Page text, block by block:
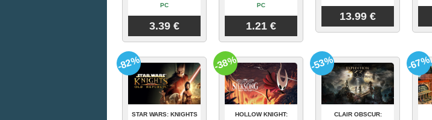
PC
3.39 €
PC
1.21 €
13.99 €
STAR WARS: KNIGHTS
-82%
HOLLOW KNIGHT:
-38%
CLAIR OBSCUR:
-53% -67%